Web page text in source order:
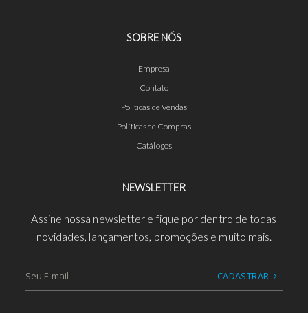
SOBRE NÓS
Empresa
Contato
Políticas de Vendas
Políticas de Compras
Catálogos
NEWSLETTER
Assine nossa newsletter e fique por dentro de todas
novidades, lançamentos, promoções e muito mais.
CADASTRAR